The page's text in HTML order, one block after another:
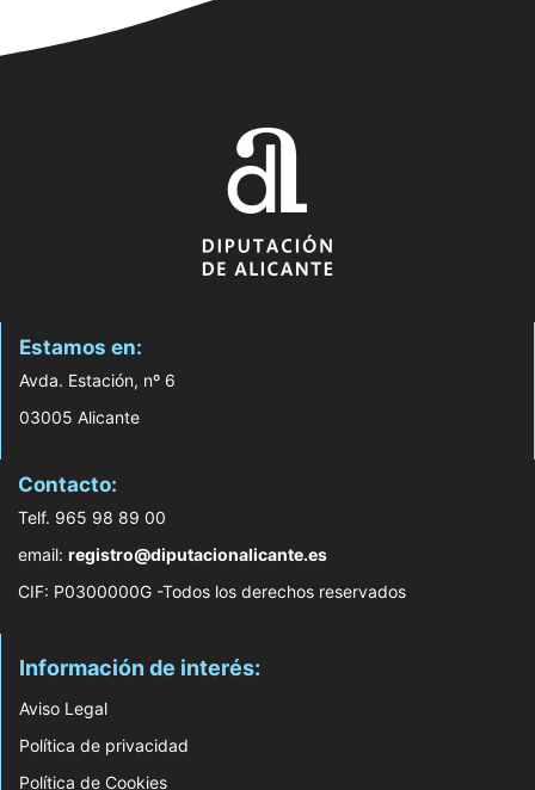
Estamos en:
Avda. Estación, nº 6
03005 Alicante
Contacto:
Telf. 965 98 89 00
email: registro@diputacionalicante.es
CIF: P0300000G -Todos los derechos reservados
Información de interés:
Aviso Legal
Política de privacidad
Política de Cookies